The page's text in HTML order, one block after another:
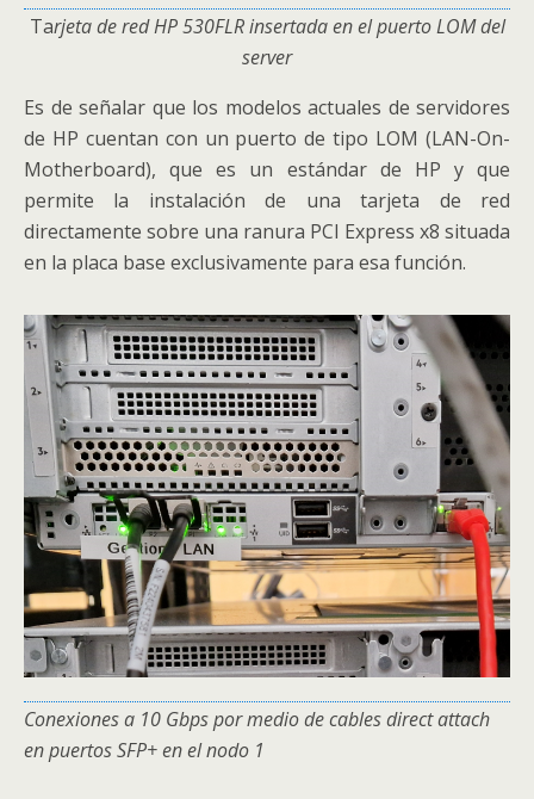
Tarjeta de red HP 530FLR insertada en el puerto LOM del
server
Es de señalar que los modelos actuales de servidores
de HP cuentan con un puerto de tipo LOM (LAN-On-
Motherboard), que es un estándar de HP y que
permite la instalación de una tarjeta de red
directamente sobre una ranura PCI Express x8 situada
en la placa base exclusivamente para esa función.
Conexiones a 10 Gbps por medio de cables direct attach
en puertos SFP+ en el nodo 1